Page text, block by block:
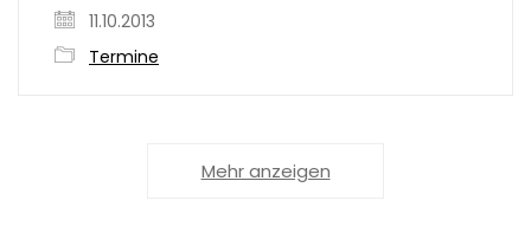
11.10.2013
Termine
Mehr anzeigen